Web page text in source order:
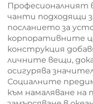
Професионалният
чанти подходящи
посланието за
корпоративните
конструкция
личните вещи,
осигурява
Социалните
към намаляване на